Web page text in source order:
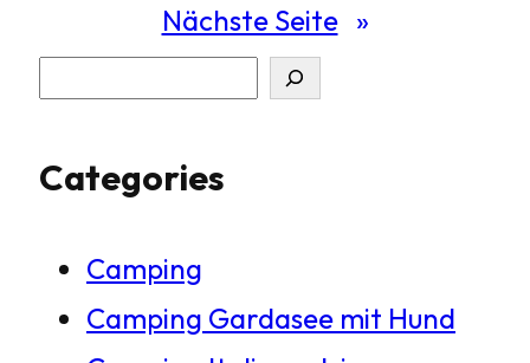
Nächste Seite »
c
Categories
Camping
Camping Gardasee mit Hund